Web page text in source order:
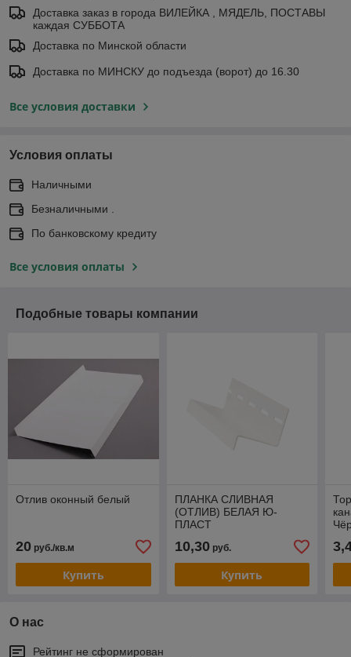
Доставка заказ в города ВИЛЕЙКА , МЯДЕЛЬ, ПОСТАВЫ
каждая СУББОТА
Доставка по Минской области
Доставка по МИНСКУ до подъезда (ворот) до 16.30
Все условия доставки
Условия оплаты
Наличными
Безналичными .
По банковскому кредиту
Все условия оплаты
Подобные товары компании
Отлив оконный белый
20 руб./кв.м
Купить
ПЛАНКА СЛИВНАЯ
(ОТЛИВ) БЕЛАЯ Ю-
ПЛАСТ
10,30руб.
Купить
О нас
Рейтинг не сформирован